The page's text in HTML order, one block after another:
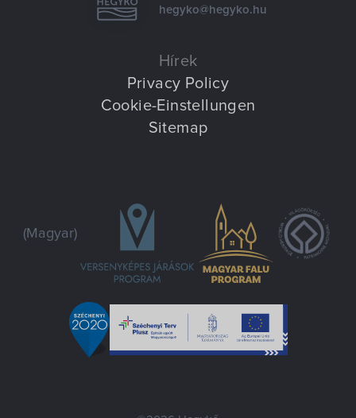
hegyko@hegyko.hu
Hírek
Privacy Policy
Cookie-Einstellungen
Sitemap
(Magyar)